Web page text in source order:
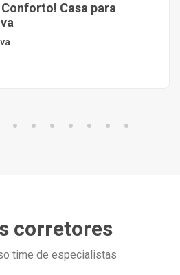
Casa para
corretores
time de especialistas